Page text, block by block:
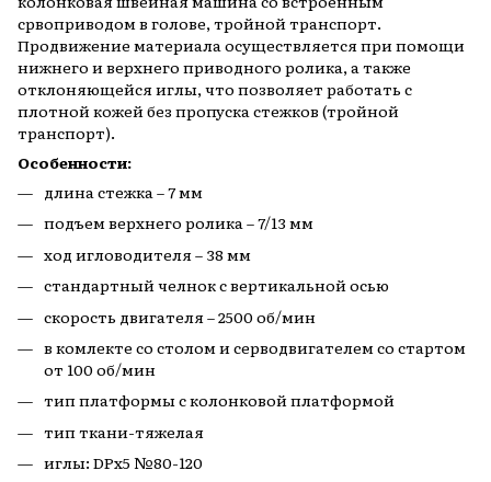
срвоприводом в голове, тройной транспорт.
Продвижение материала осуществляется при помощи
нижнего и верхнего приводного ролика, а также
отклоняющейся иглы, что позволяет работать с
плотной кожей без пропуска стежков (тройной
транспорт).
Особенности:
длина стежка – 7 мм
подъем верхнего ролика – 7/13 мм
ход игловодителя – 38 мм
стандартный челнок с вертикальной осью
скорость двигателя – 2500 об/мин
в комлекте со столом и серводвигателем со стартом
от 100 об/мин
тип платформы с колонковой платформой
тип ткани-тяжелая
иглы: DPx5 №80-120